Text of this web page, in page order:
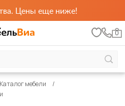
Цены еще ниже!
0
Каталог мебели